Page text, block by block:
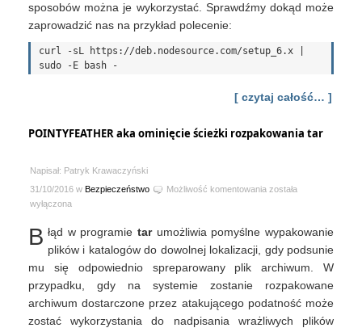
sposobów można je wykorzystać. Sprawdźmy dokąd może
zaprowadzić nas na przykład polecenie:
curl -sL https://deb.nodesource.com/setup_6.x |
[ czytaj całość… ]
POINTYFEATHER aka ominięcie ścieżki rozpakowania tar
Napisał: Patryk Krawaczyński
31/10/2016 w Bezpieczeństwo Możliwość komentowania POINTYFEATHER
ścieżki
rozpakowania
została
wyłączona
B łąd w programie tarumożliwia pomyślne wypakowanie
plików i katalogów do dowolnej lokalizacji, gdy podsunie
mu się odpowiednio spreparowany plik archiwum. W
przypadku, gdy na systemie zostanie rozpakowane
archiwum dostarczone przez atakującego podatność może
zostać wykorzystania do nadpisania wrażliwych plików